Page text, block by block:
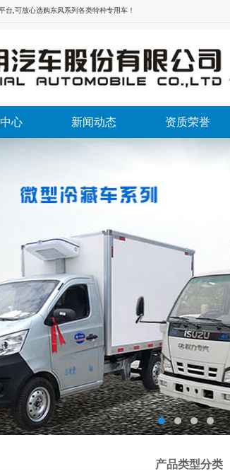
台,可放心选购东风系列各类特种专用车！
心 新闻动态 资质荣誉
产品类型分类